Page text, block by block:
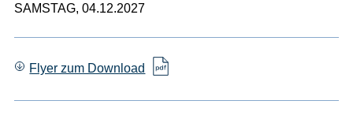
SAMSTAG, 04.12.2027
Flyer zum Download